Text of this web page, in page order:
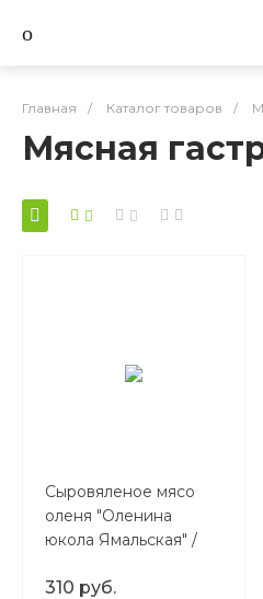
Главная / Каталог товаров /
Мясная
Сыровяленое мясо
оленя "Оленина
юкола Ямальская" /
310 руб.